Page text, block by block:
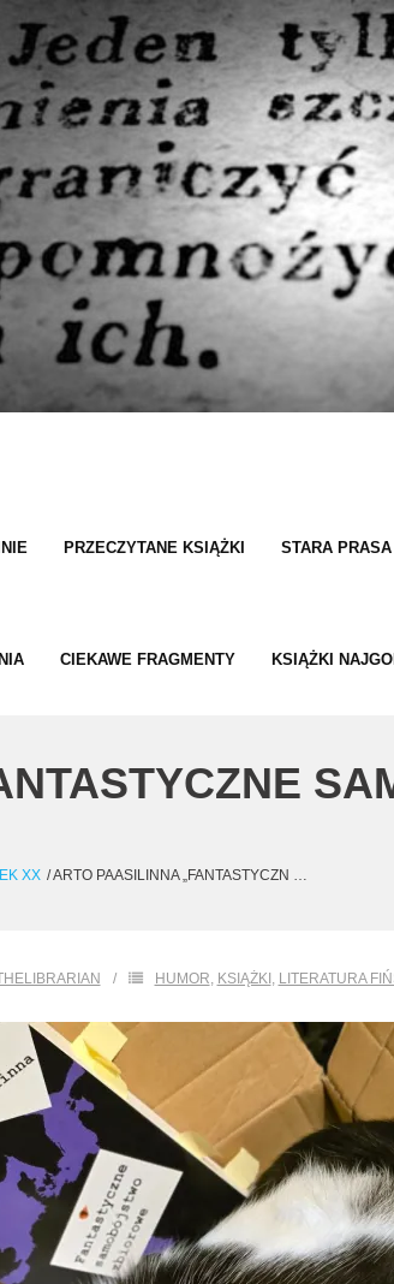
PRZECZYTANE KSIĄŻKI STARA PRASA
CIEKAWE FRAGMENTY KSIĄŻKI
XX /ARTO PAASILINNA „FANTASTYCZN …
HUMOR KSIĄŻKI, LITERATURA